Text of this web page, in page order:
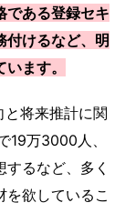
である登録セキ
付けるなど、明
ます。
将来推計に関
19万3000人、
るなど、多く
欲しているこ